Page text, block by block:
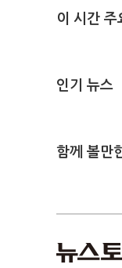
이 시간 주
인기 뉴스
함께 볼만